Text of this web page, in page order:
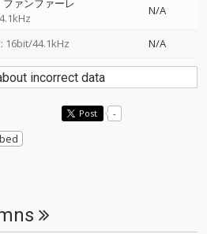
ァンファーレ
N/A
16bit/44.1kHz N/A
incorrect data
Post -